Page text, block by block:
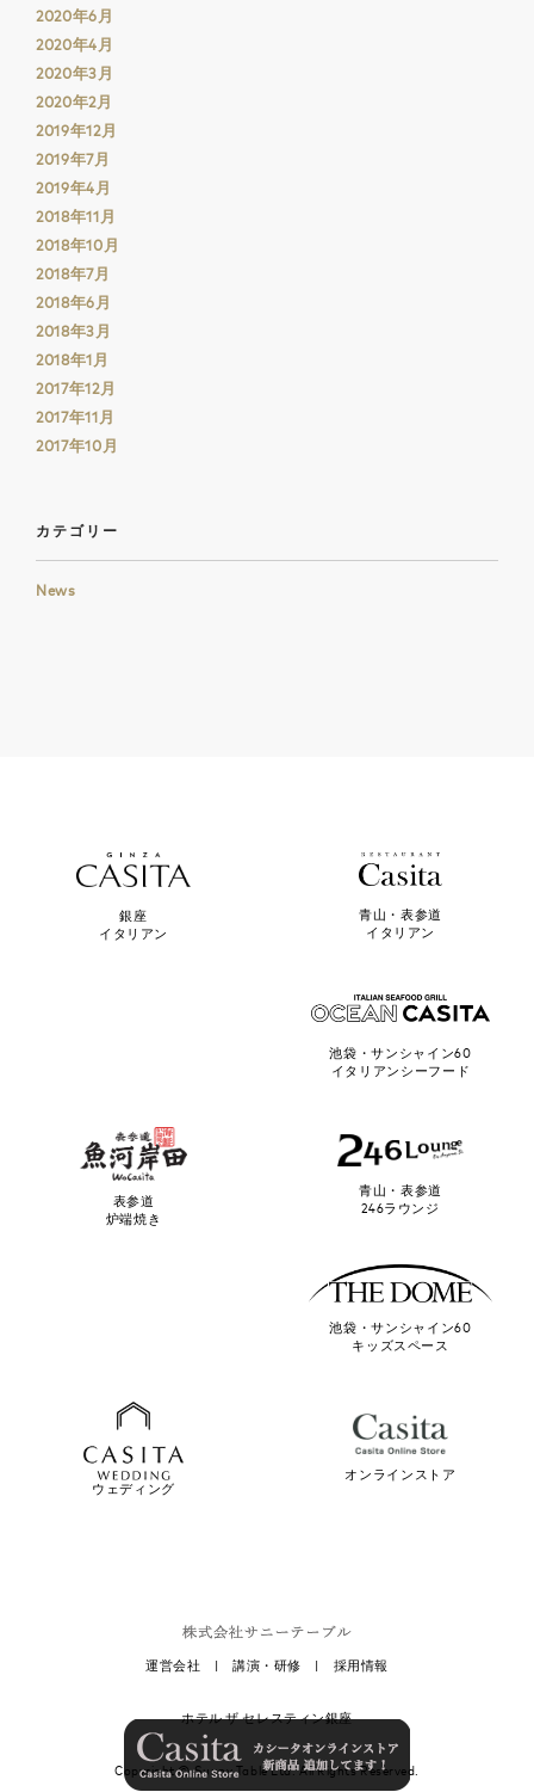
2020年6月
2020年4月
2020年3月
2020年2月
2019年12月
2019年7月
2019年4月
2018年11月
2018年10月
2018年7月
2018年6月
2018年3月
2018年1月
2017年12月
2017年11月
2017年10月
カテゴリー
News
銀座
イタリアン
青山・表参道
イタリアン
池袋・サンシャイン60
イタリアンシーフード
表参道
炉端焼き
青山・表参道
246ラウンジ
池袋・サンシャイン60
キッズスペース
ウェディング
オンラインストア
運営会社 |講演・研修 | 採用情報
ホテル ザ セレスティン銀座
Copyright ©Sunny Table Ltd.All Rights Reserved.